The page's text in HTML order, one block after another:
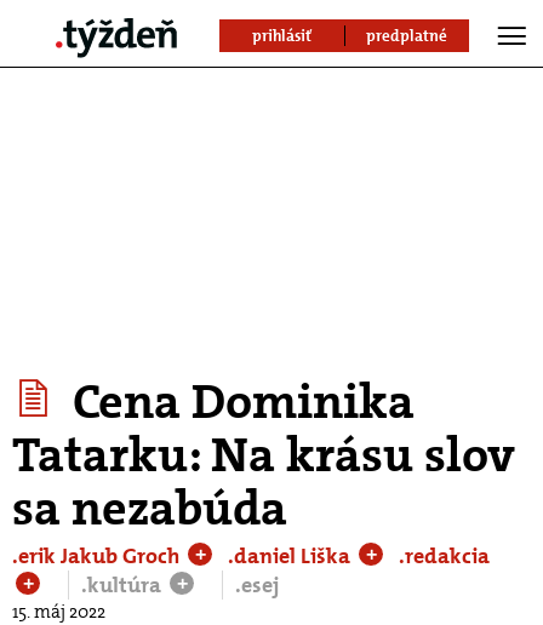
prihlásiť predplatné
Cena Dominika
Tatarku: Na krásu slov
sa nezabúda
.erik Jakub Groch + .daniel Liška + .redakcia
+ .kultúra + .esej
15. máj 2022